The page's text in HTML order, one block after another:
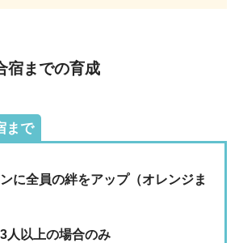
宿までの育成
まで
に全員の絆をアップ（オレンジま
人以上の場合のみ